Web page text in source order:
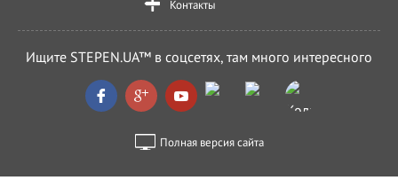
Контакты
Ищите STEPEN.UA™ в соцсетях, там много интересного
Полная версия сайта